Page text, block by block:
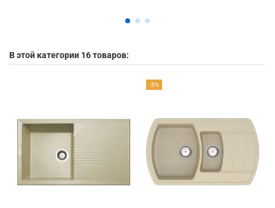
В этой категории 16 товаров:
-5%